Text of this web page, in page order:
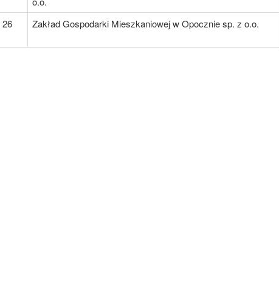
26
Zakład Gospodarki Mieszkaniowej w Opocznie sp. z o.o.